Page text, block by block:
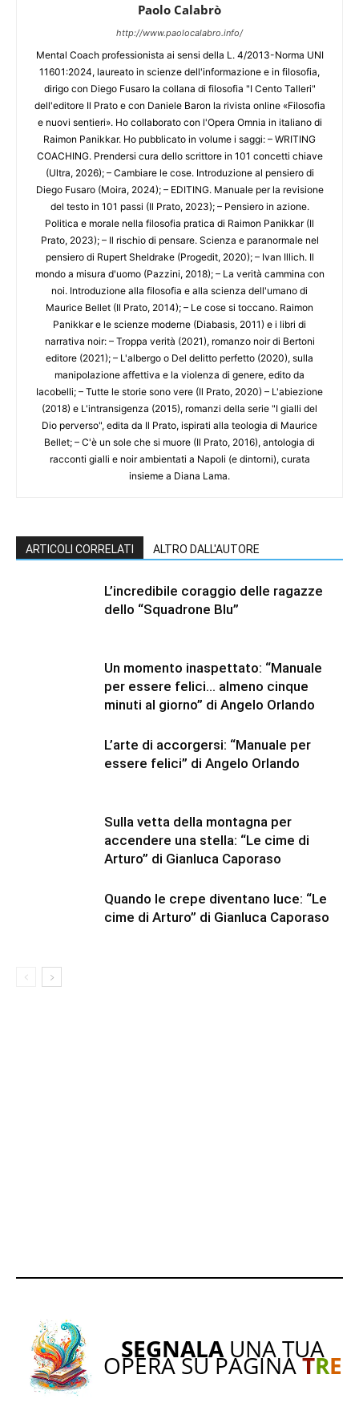
Paolo Calabrò
http://www.paolocalabro.info/
Mental Coach professionista ai sensi della L. 4/2013-Norma UNI
11601:2024, laureato in scienze dell'informazione e in filosofia,
dirigo con Diego Fusaro la collana di filosofia "I Cento Talleri"
dell'editore Il Prato e con Daniele Baron la rivista online «Filosofia
e nuovi sentieri». Ho collaborato con l'Opera Omnia in italiano di
Raimon Panikkar. Ho pubblicato in volume i saggi: – WRITING
COACHING. Prendersi cura dello scrittore in 101 concetti chiave
(Ultra, 2026); – Cambiare le cose. Introduzione al pensiero di
Diego Fusaro (Moira, 2024); – EDITING. Manuale per la revisione
del testo in 101 passi (Il Prato, 2023); – Pensiero in azione.
Politica e morale nella filosofia pratica di Raimon Panikkar (Il
Prato, 2023); – Il rischio di pensare. Scienza e paranormale nel
pensiero di Rupert Sheldrake (Progedit, 2020); – Ivan Illich. Il
mondo a misura d'uomo (Pazzini, 2018); – La verità cammina con
noi. Introduzione alla filosofia e alla scienza dell'umano di
Maurice Bellet (Il Prato, 2014); – Le cose si toccano. Raimon
Panikkar e le scienze moderne (Diabasis, 2011) e i libri di
narrativa noir: – Troppa verità (2021), romanzo noir di Bertoni
editore (2021); – L'albergo o Del delitto perfetto (2020), sulla
manipolazione affettiva e la violenza di genere, edito da
Iacobelli; – Tutte le storie sono vere (Il Prato, 2020) – L'abiezione
(2018) e L'intransigenza (2015), romanzi della serie "I gialli del
Dio perverso", edita da Il Prato, ispirati alla teologia di Maurice
Bellet; – C'è un sole che si muore (Il Prato, 2016), antologia di
racconti gialli e noir ambientati a Napoli (e dintorni), curata
insieme a Diana Lama.
ARTICOLI CORRELATI ALTRO DALL'AUTORE
L’incredibile coraggio delle ragazze
dello “Squadrone Blu”
Un momento inaspettato: “Manuale
per essere felici… almeno cinque
minuti al giorno” di Angelo Orlando
L’arte di accorgersi: “Manuale per
essere felici” di Angelo Orlando
Sulla vetta della montagna per
accendere una stella: “Le cime di
Arturo” di Gianluca Caporaso
Quando le crepe diventano luce: “Le
cime di Arturo” di Gianluca Caporaso
SEGNALAUNA TUA
OPERA SU PAGINATRE